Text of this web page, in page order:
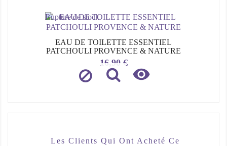
Rupture de stock
EAU DE TOILETTE ESSENTIEL
PATCHOULI PROVENCE & NATURE
Prix
16,90 €

Les Clients Qui Ont Acheté Ce